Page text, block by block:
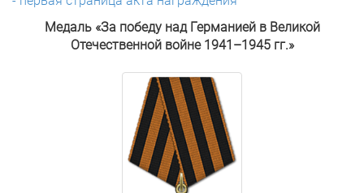
Медаль «За победу над Германией в Великой
Отечественной войне 1941–1945 гг.»